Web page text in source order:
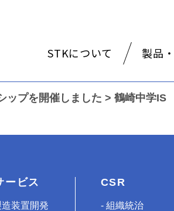
STKについて 製品
ップを開催しました > 鶴崎中学IS
ービス
装置開発
CSR
組織統治